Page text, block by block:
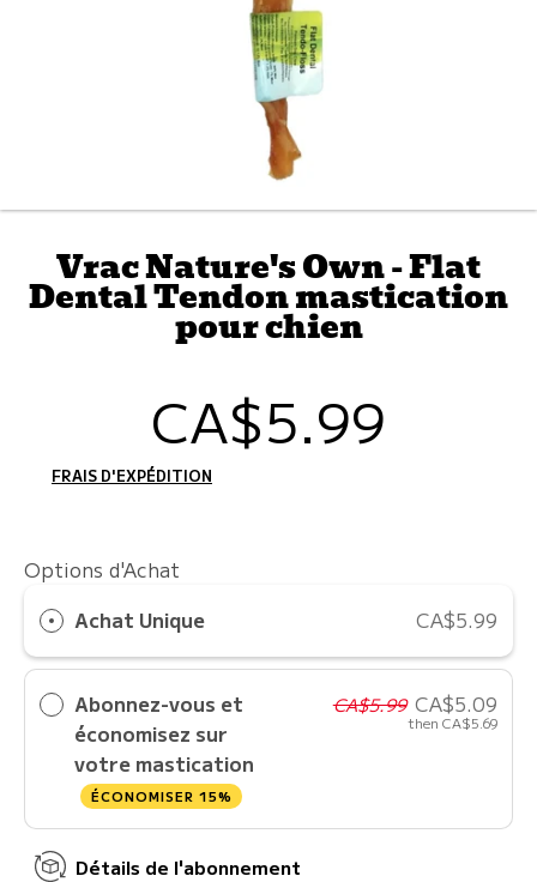
Vrac Nature's Own - Flat
Dental Tendon mastication
pour chien
Prix
CA$5.99
FRAIS D'EXPÉDITION
Options d'Achat
Achat Unique
CA$5.99
Abonnez-vous et
économisez sur
votre mastication
ÉCONOMISER 15%
CA$5.99 CA$5.09
then CA$5.69
Détails de l'abonnement